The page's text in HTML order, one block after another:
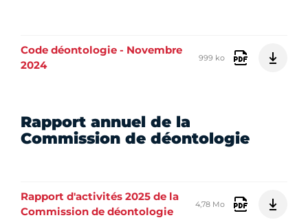
Code déontologie - Novembre
2024
999 ko
Rapport annuel de la
Commission de déontologie
Rapport d'activités 2025 de la
Commission de déontologie
4,78 Mo